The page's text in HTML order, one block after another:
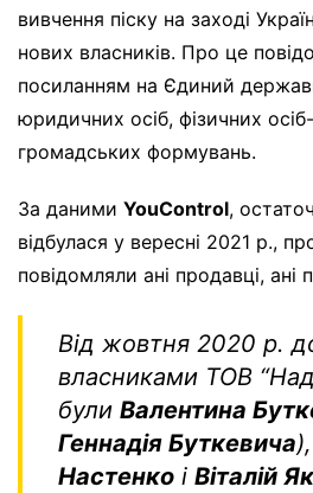
вивчення піску на заході
нових власників. Про це
посиланням на Єдиний
юридичних осіб, фізичних
громадських формувань.
За даними YouControl,
відбулася у вересні 2021 р.,
повідомляли ані продавці, ані
Від жовтня 2020 р.
власниками ТОВ
були Валентина
Геннадія Буткевича),
Настенко і Віталій